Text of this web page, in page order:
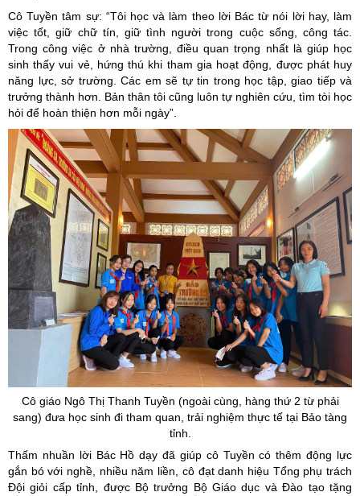
Cô Tuyền tâm sự: “Tôi học và làm theo lời Bác từ nói lời hay, làm
việc tốt, giữ chữ tín, giữ tình người trong cuộc sống, công tác.
Trong công việc ở nhà trường, điều quan trọng nhất là giúp học
sinh thấy vui vẻ, hứng thú khi tham gia hoạt động, được phát huy
năng lực, sở trường. Các em sẽ tự tin trong học tập, giao tiếp và
trưởng thành hơn. Bản thân tôi cũng luôn tự nghiên cứu, tìm tòi học
hỏi để hoàn thiện hơn mỗi ngày”.
Cô giáo Ngô Thị Thanh Tuyền (ngoài cùng, hàng thứ 2 từ phải
sang) đưa học sinh đi tham quan, trải nghiệm thực tế tại Bảo tàng
tỉnh.
Thấm nhuần lời Bác Hồ dạy đã giúp cô Tuyền có thêm động lực
gắn bó với nghề, nhiều năm liền, cô đạt danh hiệu Tổng phụ trách
Đội giỏi cấp tỉnh, được Bộ trưởng Bộ Giáo dục và Đào tạo tặng